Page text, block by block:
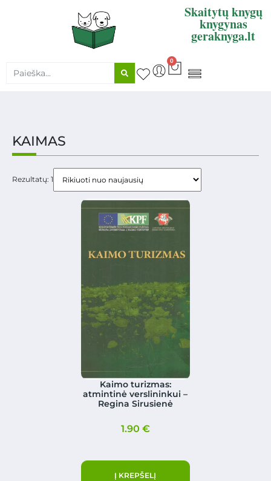
Skaitytų knygų
knygynas
geraknyga.lt
0
KAIMAS
Rezultatų: 1
Kaimo turizmas:
atmintinė verslininkui –
Regina Sirusienė
1.90 €
Į KREPŠELĮ